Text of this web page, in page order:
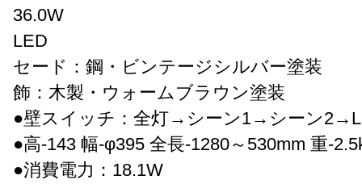
36.0W
LED
セード：鋼・ビンテージシルバー塗装
飾：木製・ウォームブラウン塗装
●壁スイッチ：全灯→シーン1→シーン
●高-143 幅-φ395 全長-1280～530mm 重-
●消費電力：18.1W